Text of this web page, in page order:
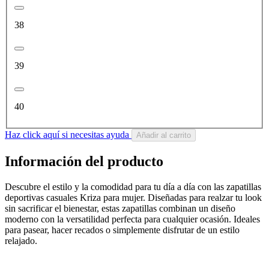
38
39
40
Haz click aquí si necesitas ayuda Añadir al carrito
Información del producto
Descubre el estilo y la comodidad para tu día a día con las zapatillas
deportivas casuales Kriza para mujer. Diseñadas para realzar tu look
sin sacrificar el bienestar, estas zapatillas combinan un diseño
moderno con la versatilidad perfecta para cualquier ocasión. Ideales
para pasear, hacer recados o simplemente disfrutar de un estilo
relajado.